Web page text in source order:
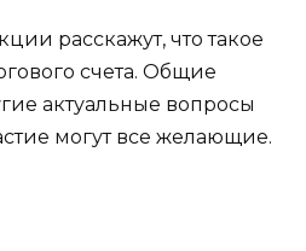
расскажут, что такое
счета. Общие
актуальные вопросы
могут все желающие.